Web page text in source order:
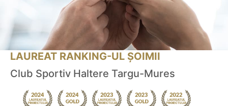
LAUREAT RANKING-UL ȘOIMII
Club Sportiv Haltere Targu-Mures